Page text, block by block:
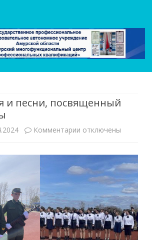
и песни, посвященный
Комментарии к
Смотр
строя
и
песни,
посвященный
отключены